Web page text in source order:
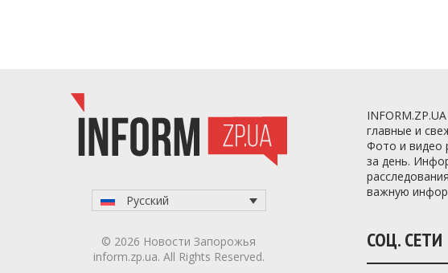
главные и
Фото и видео
за день.
важную
СОЦ. СЕТИ
Русский
© 2026 Новости Запорожья
inform.zp.ua. All Rights Reserved.